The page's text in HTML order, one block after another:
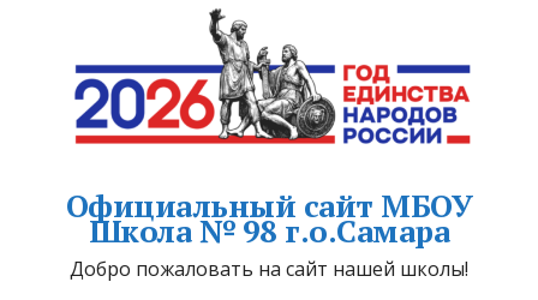
Официальный сайт МБОУ
Школа № 98 г.о.Самара
Добро пожаловать на сайт нашей школы!